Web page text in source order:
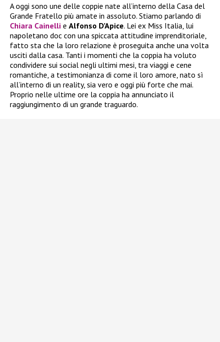
A oggi sono une delle coppie nate all’interno della Casa del
Grande Fratello più amate in assoluto. Stiamo parlando di
Chiara Cainelli e Alfonso D’Apice. Lei ex Miss Italia, lui
napoletano doc con una spiccata attitudine imprenditoriale,
fatto sta che la loro relazione è proseguita anche una volta
usciti dalla casa. Tanti i momenti che la coppia ha voluto
condividere sui social negli ultimi mesi, tra viaggi e cene
romantiche, a testimonianza di come il loro amore, nato sì
all’interno di un reality, sia vero e oggi più forte che mai.
Proprio nelle ultime ore la coppia ha annunciato il
raggiungimento di un grande traguardo.